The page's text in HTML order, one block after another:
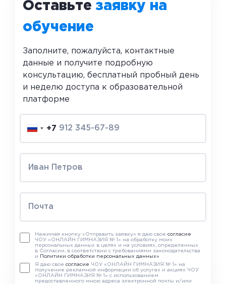
Оставьтезаявку на
обучение
Заполните, пожалуйста, контактные
данные и получите подробную
консультацию, бесплатный пробный день
и неделю доступа к образовательной
платформе
+7
Нажимая кнопку «Отправить заявку» я даю свое согласие
ЧОУ «ОНЛАЙН ГИМНАЗИЯ № 1» на обработку моих
персональных данных в целях и на условиях, определенных
в Согласии, в соответствии с требованиями законодательства
и
Политики обработки персональных данных»
Я даю свое согласие ЧОУ «ОНЛАЙН ГИМНАЗИЯ № 1» на
получение рекламной информации об услугах и акциях ЧОУ
«ОНЛАЙН ГИМНАЗИЯ № 1» с использованием
предоставленного мною адреса электронной почты и/или